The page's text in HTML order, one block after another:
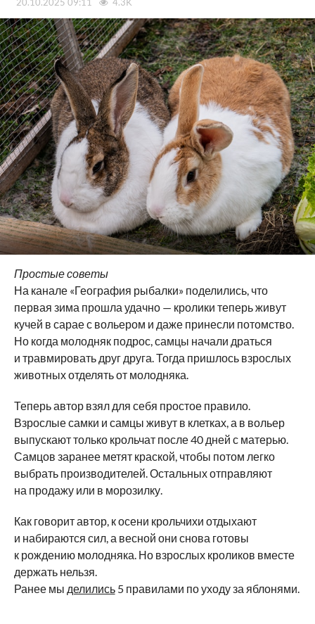
Простые советы
На канале «География рыбалки» поделились, что
первая зима прошла удачно — кролики теперь живут
кучей в сарае с вольером и даже принесли потомство.
Но когда молодняк подрос, самцы начали драться
и травмировать друг друга. Тогда пришлось взрослых
животных отделять от молодняка.
Теперь автор взял для себя простое правило.
Взрослые самки и самцы живут в клетках, а в вольер
выпускают только крольчат после 40 дней с матерью.
Самцов заранее метят краской, чтобы потом легко
выбрать производителей. Остальных отправляют
на продажу или в морозилку.
Как говорит автор, к осени крольчихи отдыхают
и набираются сил, а весной они снова готовы
к рождению молодняка. Но взрослых кроликов вместе
держать нельзя.
Ранее мы делились5 правилами по уходу за яблонями.